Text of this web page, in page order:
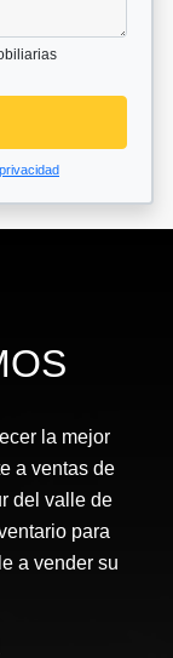
la mejor
a ventas de
del valle de
para
a vender su